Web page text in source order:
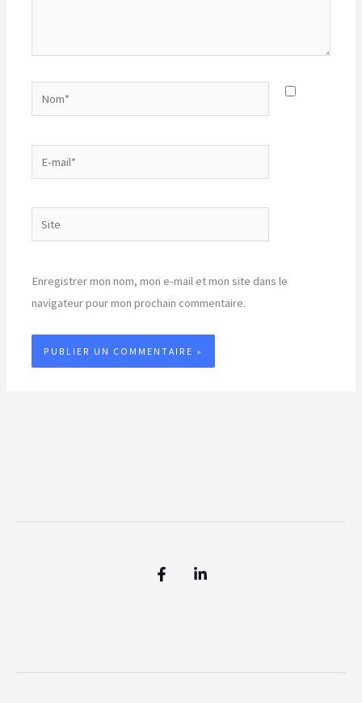
mail*
Site
Enregistrer mon nom, mon e-mail et mon site dans le
navigateur pour mon prochain commentaire.